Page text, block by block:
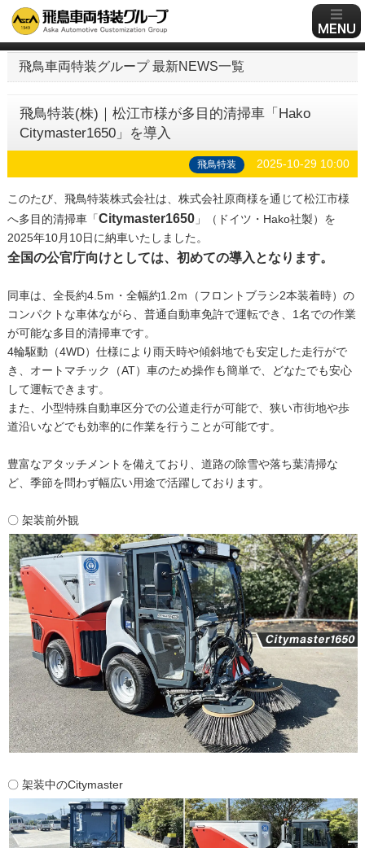
飛鳥車両特装グループ 最新NEWS一覧
飛鳥特装(株)｜松江市様が多目的清掃車「Hako
Citymaster1650」を導入
飛鳥特装 2025-10-29 10:00
このたび、飛鳥特装株式会社は、株式会社原商様を通じて松江市様
へ多目的清掃車「Citymaster1650」（ドイツ・Hako社製）を
2025年10月10日に納車いたしました。
全国の公官庁向けとしては、初めての導入となります。
同車は、全長約4.5ｍ・全幅約1.2ｍ（フロントブラシ2本装着時）の
コンパクトな車体ながら、普通自動車免許で運転でき、1名での作業
が可能な多目的清掃車です。
4輪駆動（4WD）仕様により雨天時や傾斜地でも安定した走行がで
き、オートマチック（AT）車のため操作も簡単で、どなたでも安心
して運転できます。
また、小型特殊自動車区分での公道走行が可能で、狭い市街地や歩
道沿いなどでも効率的に作業を行うことが可能です。
豊富なアタッチメントを備えており、道路の除雪や落ち葉清掃な
ど、季節を問わず幅広い用途で活躍しております。
〇 架装前外観
〇 架装中のCitymaster